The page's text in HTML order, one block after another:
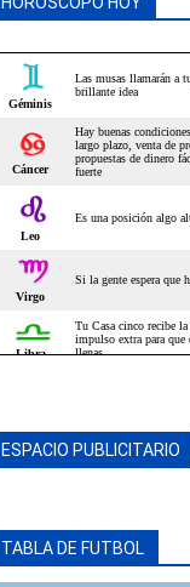
ESPACIO PUBLICITARIO
TABLA DE FUTBOL